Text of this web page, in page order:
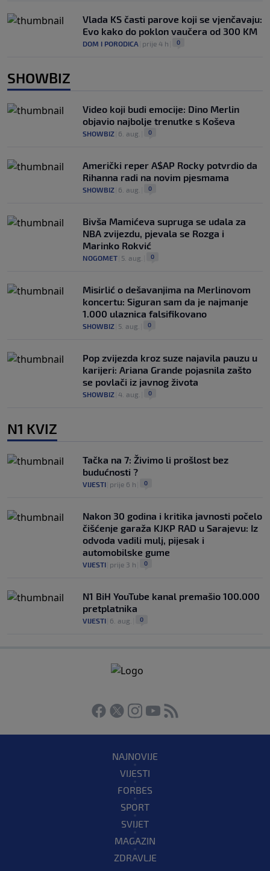
Vlada KS časti parove koji se vjenčavaju:
Evo kako do poklon vaučera od 300 KM
DOM I PORODICA prije 4 h 0
SHOWBIZ
Video koji budi emocije: Dino Merlin
objavio najbolje trenutke s Koševa
SHOWBIZ 6. aug. 0
Američki reper A$AP Rocky potvrdio da
Rihanna radi na novim pjesmama
SHOWBIZ 6. aug. 0
Bivša Mamićeva supruga se udala za
NBA zvijezdu, pjevala se Rozga i
Marinko Rokvić
NOGOMET 5. aug. 0
Misirlić o dešavanjima na Merlinovom
koncertu: Siguran sam da je najmanje
1.000 ulaznica falsifikovano
SHOWBIZ 5. aug. 0
Pop zvijezda kroz suze najavila pauzu u
karijeri: Ariana Grande pojasnila zašto
se povlači iz javnog života
SHOWBIZ 4. aug. 0
N1 KVIZ
Tačka na 7: Živimo li prošlost bez
budućnosti ?
VIJESTI prije 6 h 0
Nakon 30 godina i kritika javnosti počelo
čišćenje garaža KJKP RAD u Sarajevu: Iz
odvoda vadili mulj, pijesak i
automobilske gume
VIJESTI prije 3 h 0
N1 BiH YouTube kanal premašio 100.000
pretplatnika
VIJESTI 6. aug. 0
NAJNOVIJE
VIJESTI
FORBES
SPORT
SVIJET
MAGAZIN
ZDRAVLJE